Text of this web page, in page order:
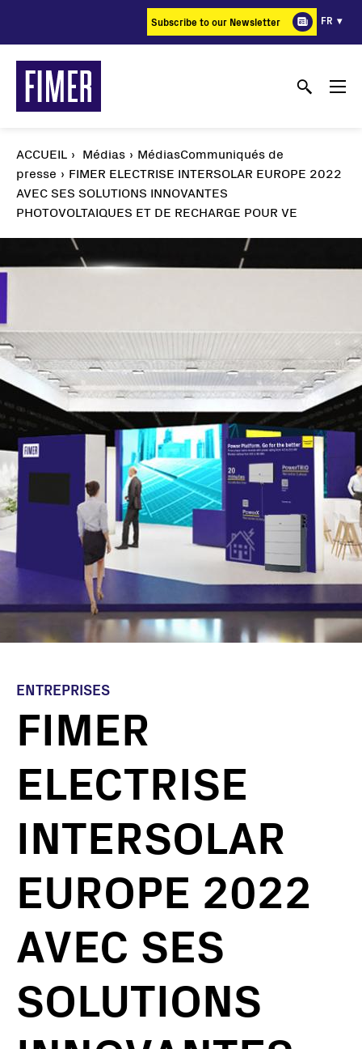
principal
Subscribe to our Newsletter FR
ACCUEIL Médias
MédiasCommuniqués de
presse
FIMER ELECTRISE INTERSOLAR EUROPE 2022
AVEC SES SOLUTIONS INNOVANTES
PHOTOVOLTAIQUES ET DE RECHARGE POUR VE
ENTREPRISES
FIMER
ELECTRISE
INTERSOLAR
EUROPE 2022
AVEC SES
SOLUTIONS